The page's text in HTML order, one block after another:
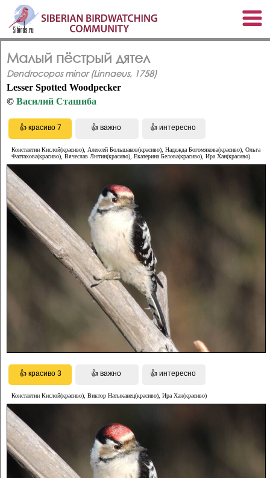
Малый пёстрый дятел
Dendrocopos minor (Linnaeus, 1758)
Lesser Spotted Woodpecker
© Василий Сташиба
Константин Кислой(красиво), Алексей Большаков(красиво), Надежда Богомякова(красиво), Oльга
Фаттахова(красиво), Вячеслав Лютин(красиво), Екатерина Белова(красиво), Ира Хан(красиво)
Константин Кислой(красиво), Виктор Натыканец(красиво), Ира Хан(красиво)